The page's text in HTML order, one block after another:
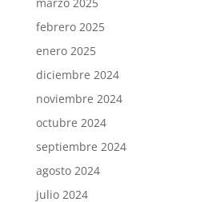
febrero 2025
enero 2025
diciembre 2024
noviembre 2024
octubre 2024
septiembre 2024
agosto 2024
julio 2024